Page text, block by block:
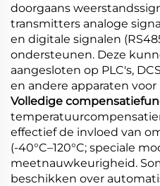
doorgaans
transmitters analoge
en digitale signalen
ondersteunen. Deze
aangesloten op PLC's,
en andere apparaten
Volledige
effectief de invloed van
(-40°C–120°C; speciale
meetnauwkeurigheid.
beschikken over